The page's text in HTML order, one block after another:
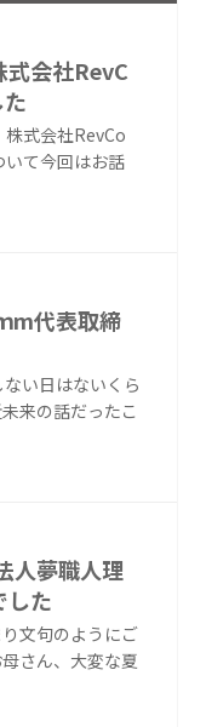
式会社RevC
株式会社RevCo
て今回はお話
m代表取締
い日はないくら
来の話だったこ
人夢職人理
た
文句のようにご
さん、大変な夏